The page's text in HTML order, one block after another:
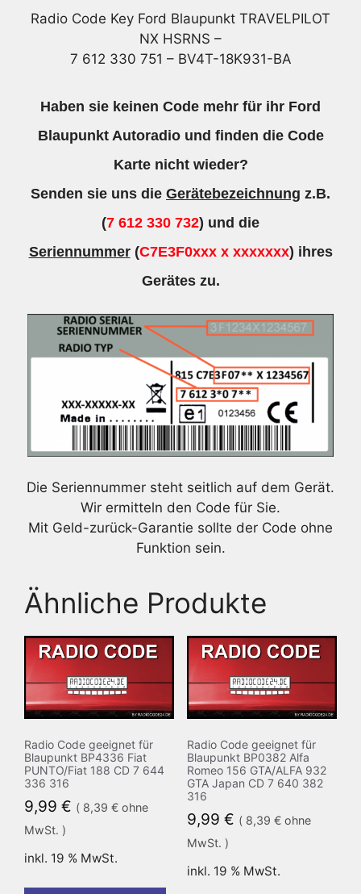
Radio Code Key Ford Blaupunkt TRAVELPILOT
NX HSRNS –
7 612 330 751 – BV4T-18K931-BA
Haben sie keinen Code mehr für ihr Ford
Blaupunkt Autoradio und finden die Code
Karte nicht wieder?
Senden sie uns die Gerätebezeichnung z.B.
(7 612 330 732) und die
Seriennummer(C7E3F0xxx x xxxxxxx) ihres
Gerätes zu.
Die Seriennummer steht seitlich auf dem Gerät.
Wir ermitteln den Code für Sie.
Mit Geld-zurück-Garantie sollte der Code ohne
Funktion sein.
Ähnliche Produkte
Radio Code geeignet für
Blaupunkt BP4336 Fiat
PUNTO/Fiat 188 CD 7 644
336 316
9,99 € ( 8,39 € ohne
MwSt. )
inkl. 19 % MwSt.
Radio Code geeignet für
Blaupunkt BP0382 Alfa
Romeo 156 GTA/ALFA 932
GTA Japan CD 7 640 382
316
9,99 € ( 8,39 €ohne
MwSt. )
inkl. 19 % MwSt.